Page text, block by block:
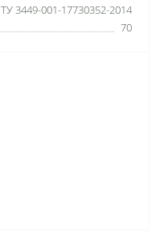
ТУ 3449-001-17730352-2014
70